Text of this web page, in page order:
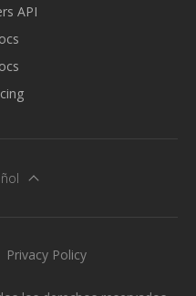
API
Privacy Policy